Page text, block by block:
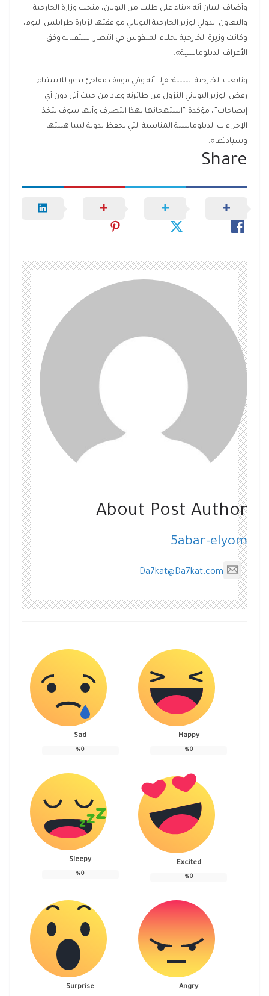
وأضاف البيان أنه «بناء على طلب من اليونان، منحت وزارة الخارجية
والتعاون الدولي لوزير الخارجية اليوناني موافقتها لزيارة طرابلس اليوم،
وكانت وزيرة الخارجية نجلاء المنقوش في انتظار استقباله وفق
الأعراف الدبلوماسية».
وتابعت الخارجية الليبية: «إلا أنه وفي موقف مفاجئ يدعو للاستياء
رفض الوزير اليوناني النزول من طائرته وعاد من حيث أتى دون أي
إيضاحات”، مؤكدة “استهجانها لهذا التصرف وأنها سوف تتخذ
الإجراءات الدبلوماسية المناسبة التي تحفظ لدولة ليبيا هيبتها
وسيادتها».
Share
About Post Author
5abar-elyom
Da7kat@Da7kat.com
Happy
0
%
Sad
0
%
Excited
0
%
Sleepy
0
%
Angry
Surprise